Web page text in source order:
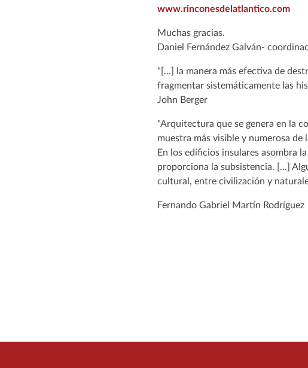
www.rinconesdelatlantico.com
Muchas gracias.
Daniel Fernández Galván-
"[...] la manera más efectiva de
fragmentar sistemáticamente las
John Berger
"Arquitectura que se genera en la
muestra más visible y numerosa
En los edificios insulares asombra
proporciona la subsistencia. [...]
cultural, entre civilización y
Fernando Gabriel Martín Rodríguez